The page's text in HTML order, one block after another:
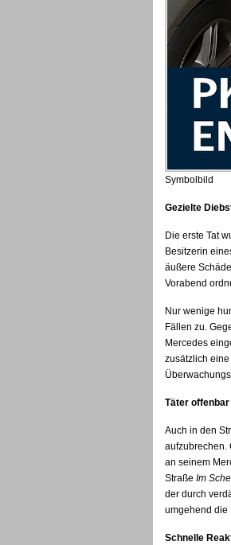
Symbolbild
Gezielte
Die erste Tat
Besitzerin
äußere
Vorabend
Nur wenige
Fällen zu.
Mercedes
zusätzlich
Täter
Auch in den
aufzubrechen.
an seinem
Straße Im
der durch
umgehend die
Schnelle